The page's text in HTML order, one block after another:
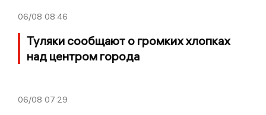
06/08 08:46
Туляки сообщают о громких хлопках
над центром города
06/08 07:29